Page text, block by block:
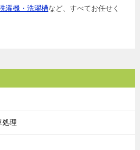
濯機・洗濯槽など、すべてお任せく
処理